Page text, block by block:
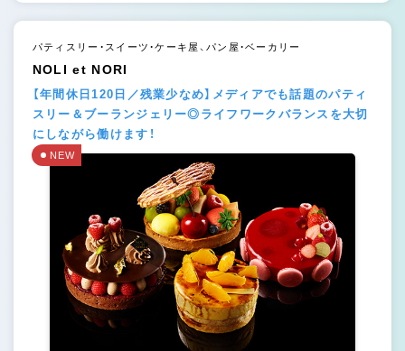
パティスリー・スイーツ・ケーキ屋、パン屋・ベーカリー
NOLI et NORI
【年間休日120日／残業少なめ】メディアでも話題のパティ
スリー＆ブーランジェリー◎ライフワークバランスを大切
にしながら働けます！
NEW